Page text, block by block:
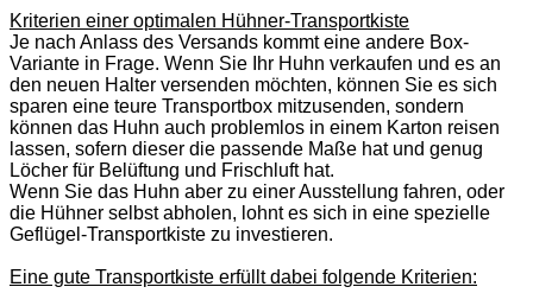
Kriterien einer optimalen Hühner-Transportkiste
Je nach Anlass des Versands kommt eine andere Box-
Variante in Frage. Wenn Sie Ihr Huhn verkaufen und es an
den neuen Halter versenden möchten, können Sie es sich
sparen eine teure Transportbox mitzusenden, sondern
können das Huhn auch problemlos in einem Karton reisen
lassen, sofern dieser die passende Maße hat und genug
Löcher für Belüftung und Frischluft hat.
Wenn Sie das Huhn aber zu einer Ausstellung fahren, oder
die Hühner selbst abholen, lohnt es sich in eine spezielle
Geflügel-Transportkiste zu investieren.
Eine gute Transportkiste erfüllt dabei folgende Kriterien: